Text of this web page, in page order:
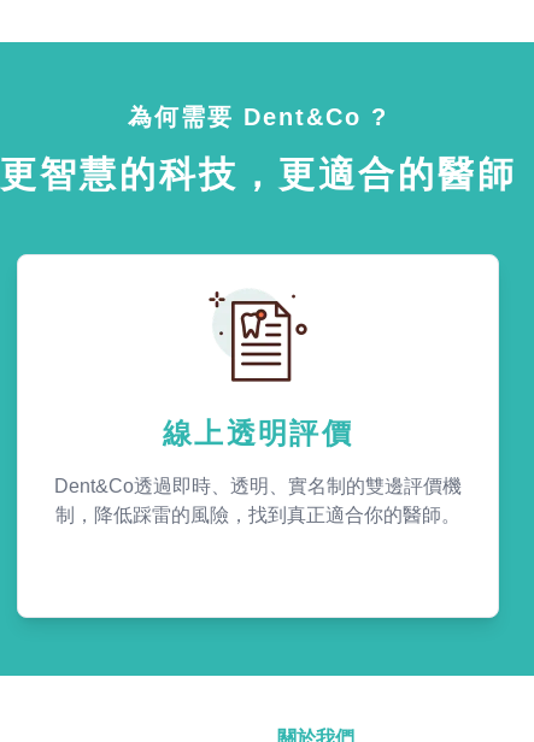
為何需要 Dent&Co ?
更智慧的科技，更適合的醫師
線上透明評價
Dent&Co透過即時、透明、實名制的雙邊評價機
制，降低踩雷的風險，找到真正適合你的醫師。
關於我們